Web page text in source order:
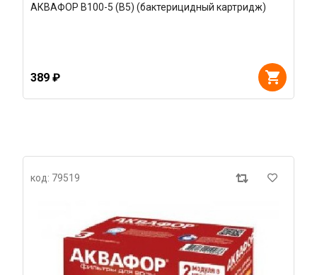
АКВАФОР В100-5 (В5) (бактерицидный картридж)
389 ₽
код: 79519